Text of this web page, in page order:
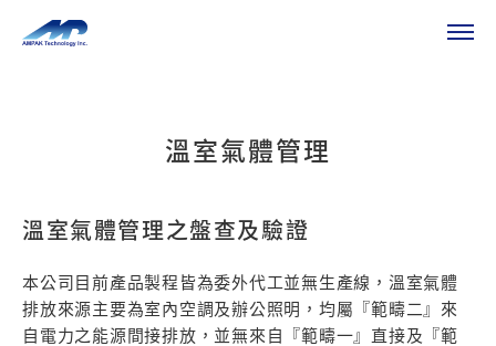
HOME
溫室氣體管理
溫室氣體管理之盤查及驗證
本公司目前產品製程皆為委外代工並無生產線，溫室氣體
排放來源主要為室內空調及辦公照明，均屬『範疇二』來
自電力之能源間接排放，並無來自『範疇一』直接及『範